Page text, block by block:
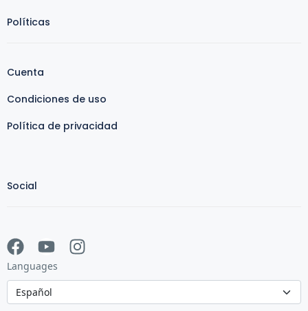
Políticas
Cuenta
Condiciones de uso
Política de privacidad
Social
Languages